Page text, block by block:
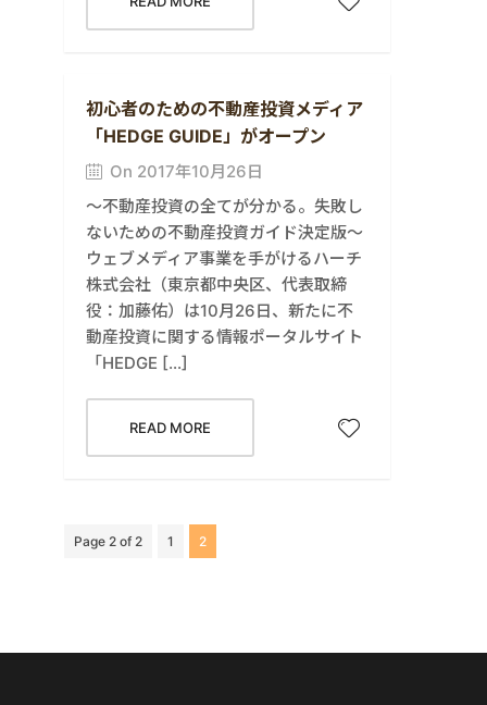
初心者のための不動産投資メディア
「HEDGE GUIDE」がオープン
On 2017年10月26日
～不動産投資の全てが分かる。失敗し
ないための不動産投資ガイド決定版～
ウェブメディア事業を手がけるハーチ
株式会社（東京都中央区、代表取締
役：加藤佑）は10月26日、新たに不
動産投資に関する情報ポータルサイト
「HEDGE […]
READ MORE
Page 2 of 2 1 2